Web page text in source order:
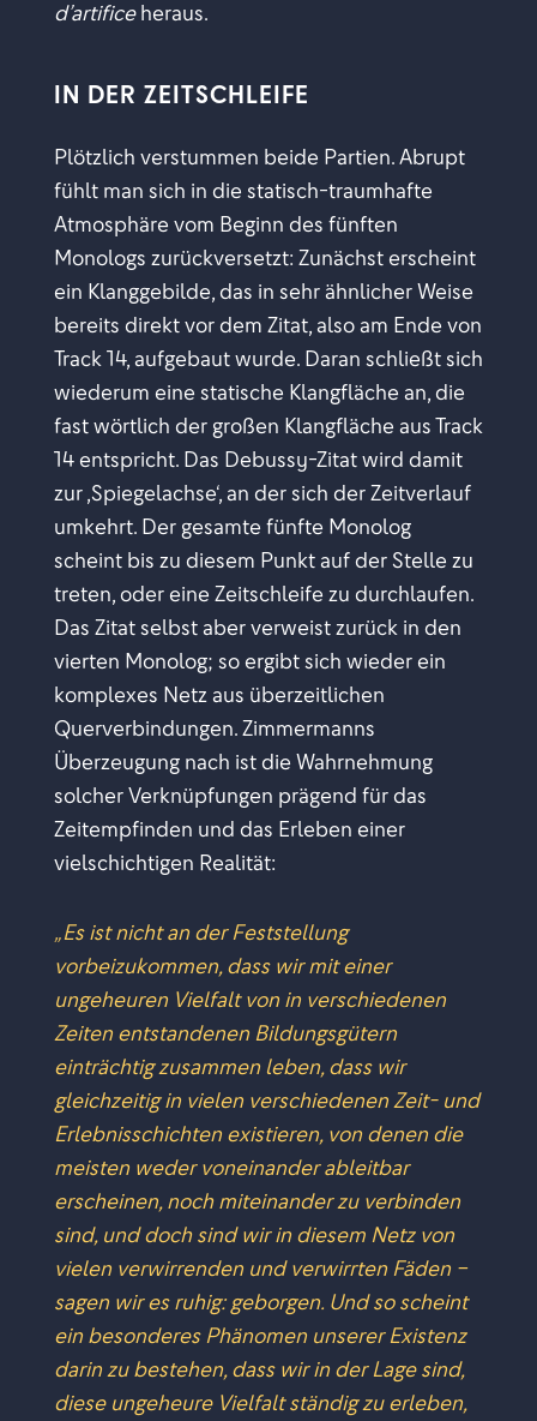
d’artificeheraus.
IN DER ZEITSCHLEIFE
Plötzlich verstummen beide Partien. Abrupt
fühlt man sich in die statisch-traumhafte
Atmosphäre vom Beginn des fünften
Monologs zurückversetzt: Zunächst erscheint
ein Klanggebilde, das in sehr ähnlicher Weise
bereits direkt vor dem Zitat, also am Ende von
Track 14, aufgebaut wurde. Daran schließt sich
wiederum eine statische Klangfläche an, die
fast wörtlich der großen Klangfläche aus Track
14 entspricht. Das Debussy-Zitat wird damit
zur ,Spiegelachse‘, an der sich der Zeitverlauf
umkehrt. Der gesamte fünfte Monolog
scheint bis zu diesem Punkt auf der Stelle zu
treten, oder eine Zeitschleife zu durchlaufen.
Das Zitat selbst aber verweist zurück in den
vierten Monolog; so ergibt sich wieder ein
komplexes Netz aus überzeitlichen
Querverbindungen. Zimmermanns
Überzeugung nach ist die Wahrnehmung
solcher Verknüpfungen prägend für das
Zeitempfinden und das Erleben einer
vielschichtigen Realität:
„Es ist nicht an der Feststellung
vorbeizukommen, dass wir mit einer
ungeheuren Vielfalt von in verschiedenen
Zeiten entstandenen Bildungsgütern
einträchtig zusammen leben, dass wir
gleichzeitig in vielen verschiedenen Zeit- und
Erlebnisschichten existieren, von denen die
meisten weder voneinander ableitbar
erscheinen, noch miteinander zu verbinden
sind, und doch sind wir in diesem Netz von
vielen verwirrenden und verwirrten Fäden –
sagen wir es ruhig: geborgen. Und so scheint
ein besonderes Phänomen unserer Existenz
darin zu bestehen, dass wir in der Lage sind,
diese ungeheure Vielfalt ständig zu erleben,